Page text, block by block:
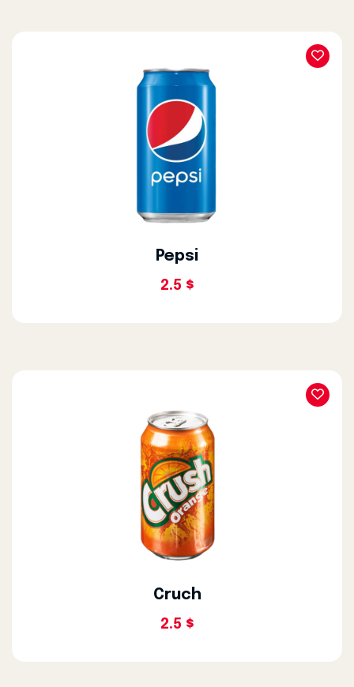
Pepsi
2.5 $
Cruch
2.5 $